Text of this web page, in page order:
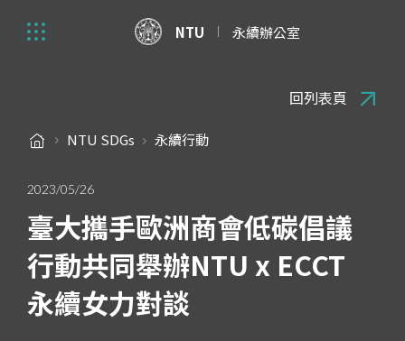
NTU 永續辦公室
NTU SDGs 永續行動
回列表頁
2023/05/26
臺大攜手歐洲商會低碳倡議
行動共同舉辦NTU x ECCT
永續女力對談